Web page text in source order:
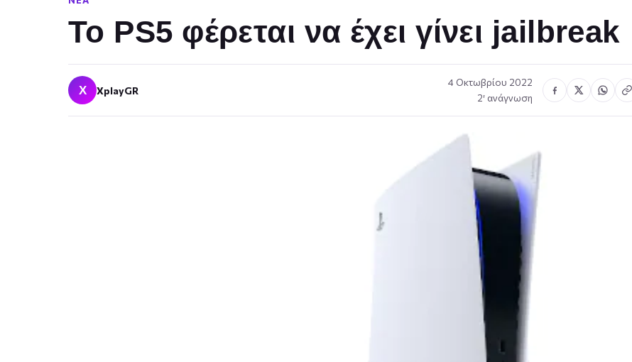
Το PS5 φέρεται να έχει γίνει jailbreak
X XplayGR
4 Οκτωβρίου 2022
2′ ανάγνωση